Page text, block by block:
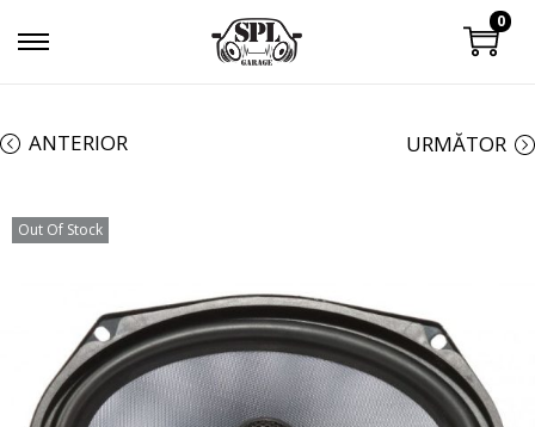
0
ANTERIOR URMĂTOR
Out Of Stock